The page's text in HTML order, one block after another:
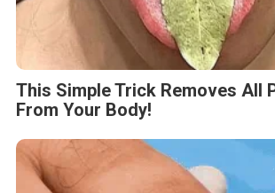
This Simple Trick Removes All
From Your Body!